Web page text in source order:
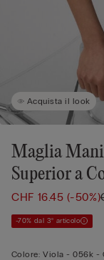
Acquista il look
Maglia
Superior a
CHF 16.45(-50%)
-70% dal 3° articolo
Colore: Viola -056k -